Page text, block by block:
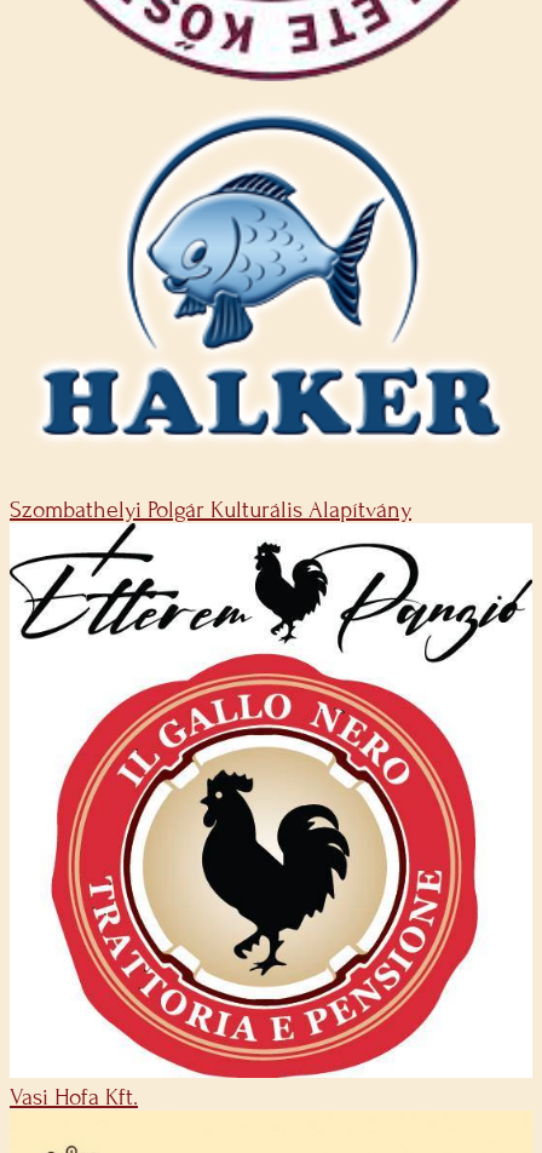
Szombathelyi Polgár Kulturális Alapítvány
Vasi Hofa Kft.